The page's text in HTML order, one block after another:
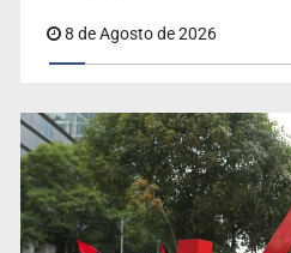
8 de Agosto de 2026